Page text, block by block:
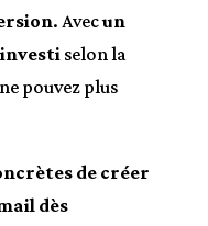
. Avecun
investiselon la
pouvez plus
de créer
dès